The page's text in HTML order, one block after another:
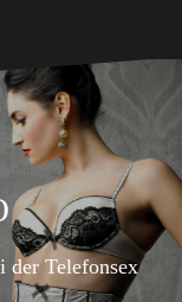
der Telefonsex